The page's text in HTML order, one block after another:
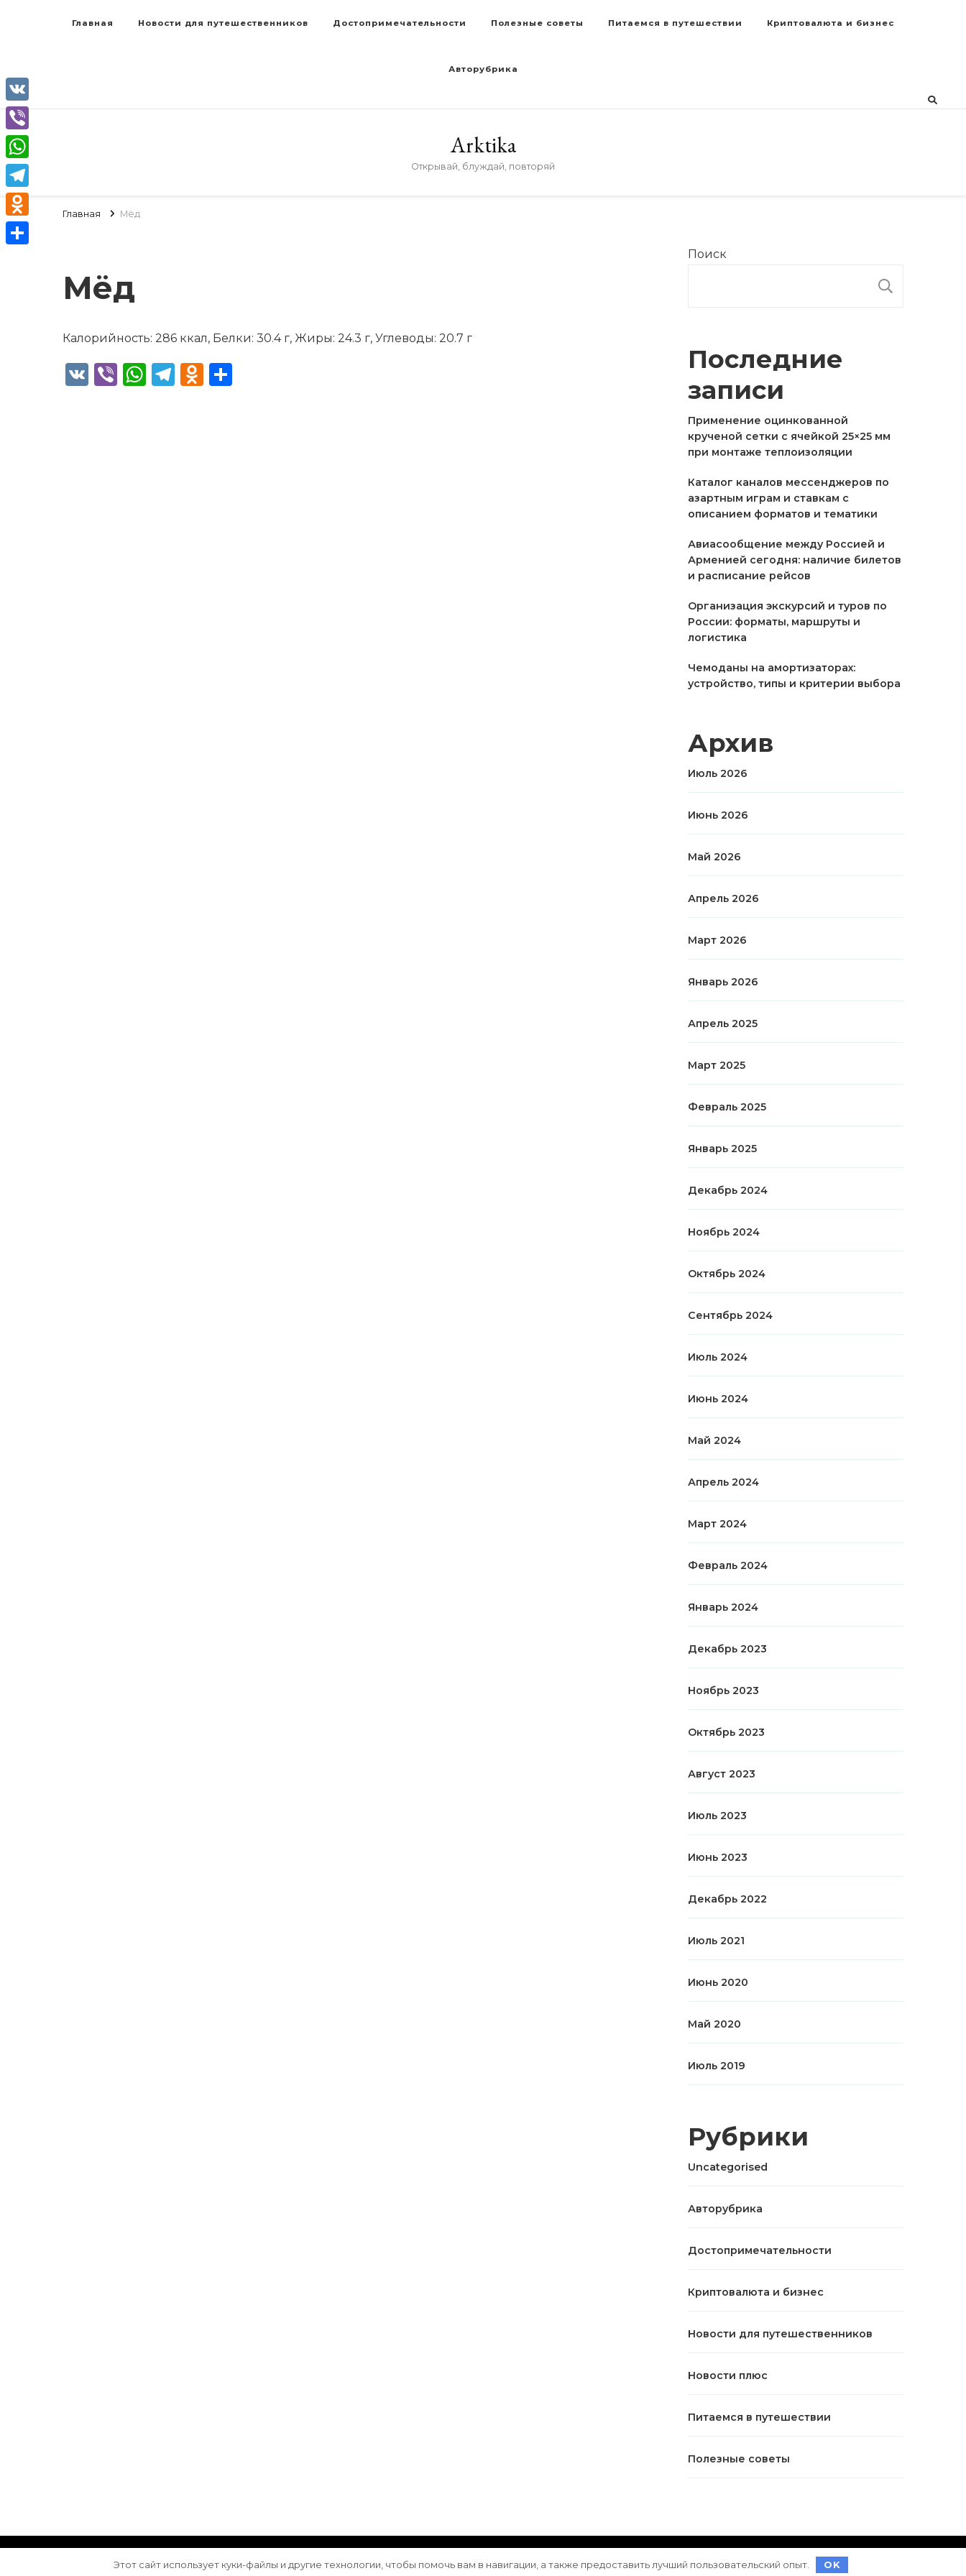
Главная Новости для путешественников Достопримечательности Полезные советы Питаемся в путешествии Криптовалюта и бизнес
Авторубрика
Arktika
Открывай, блуждай, повторяй
Главная Мёд
Мёд
Калорийность: 286 ккал, Белки: 30.4 г, Жиры: 24.3 г, Углеводы: 20.7 г
VK ViberWhatsApp
Telegram
Odnoklassniki
Поиск
Последние
записи
Применение оцинкованной
крученой сетки с ячейкой 25×25 мм
при монтаже теплоизоляции
Каталог каналов мессенджеров по
азартным играм и ставкам с
описанием форматов и тематики
Авиасообщение между Россией и
Арменией сегодня: наличие билетов
и расписание рейсов
Организация экскурсий и туров по
России: форматы, маршруты и
логистика
Чемоданы на амортизаторах:
устройство, типы и критерии выбора
Архив
Июль 2026
Июнь 2026
Май 2026
Апрель 2026
Март 2026
Январь 2026
Апрель 2025
Март 2025
Февраль 2025
Январь 2025
Декабрь 2024
Ноябрь 2024
Октябрь 2024
Сентябрь 2024
Июль 2024
Июнь 2024
Май 2024
Апрель 2024
Март 2024
Февраль 2024
Январь 2024
Декабрь 2023
Ноябрь 2023
Октябрь 2023
Август 2023
Июль 2023
Июнь 2023
Декабрь 2022
Июль 2021
Июнь 2020
Май 2020
Июль 2019
Рубрики
Uncategorised
Авторубрика
Достопримечательности
Криптовалюта и бизнес
Новости для путешественников
Новости плюс
Питаемся в путешествии
Полезные советы
© Авторское право 2026 . Все права защищены. Vilva | Разработана WordPress
VK
Viber
WhatsApp
Telegram
Odnoklassniki
Этот сайт использует куки-файлы и другие технологии, чтобы помочь вам в навигации, а также предоставить лучший пользовательский опыт. OK